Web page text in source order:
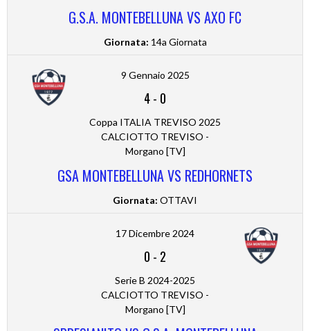
G.S.A. MONTEBELLUNA VS AXO FC
Giornata: 14a Giornata
9 Gennaio 2025
4- 0
Coppa ITALIA TREVISO 2025
CALCIOTTO TREVISO -
Morgano [TV]
GSA MONTEBELLUNA VS REDHORNETS
Giornata: OTTAVI
17 Dicembre 2024
0 - 2
Serie B 2024-2025
CALCIOTTO TREVISO -
Morgano [TV]